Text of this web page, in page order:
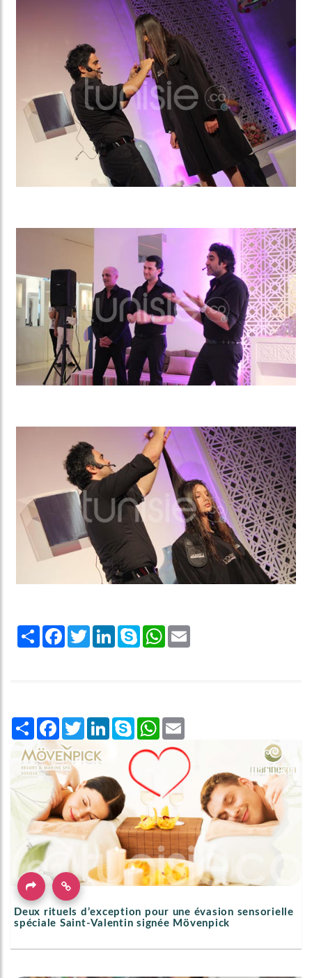
Share Facebook
TwitterLinkedInSkype WhatsApp
Share Facebook
TwitterLinkedInSkype WhatsApp
Deux rituels d’exception pour une évasion sensorielle
spéciale Saint-Valentin signée Mövenpick